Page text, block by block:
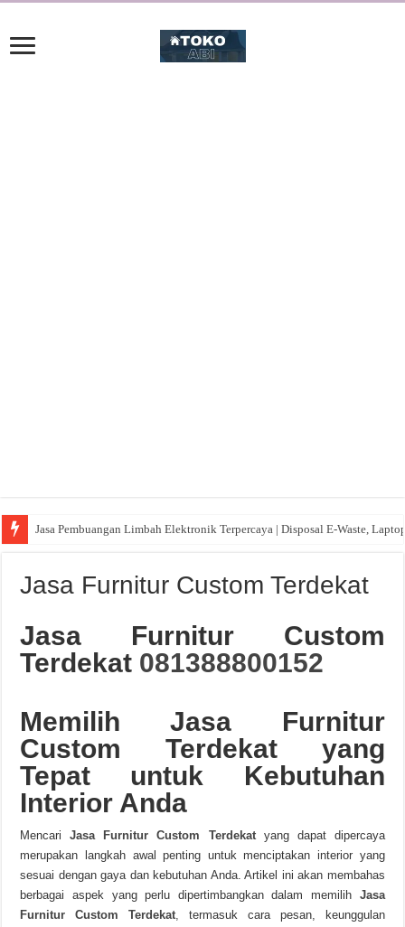
Jasa Pembuangan Limbah Elektronik Terpercaya | Disposal E-Waste,
Jasa Furnitur Custom Terdekat
Jasa Furnitur Custom
Terdekat 081388800152
Memilih Jasa Furnitur
Custom Terdekat yang
Tepat untuk Kebutuhan
Interior Anda
Mencari Jasa Furnitur Custom Terdekatyang dapat dipercaya
merupakan langkah awal penting untuk menciptakan interior yang
sesuai dengan gaya dan kebutuhan Anda. Artikel ini akan membahas
berbagai aspek yang perlu dipertimbangkan dalam memilih Jasa
Furnitur Custom Terdekat, termasuk cara pesan, keunggulan